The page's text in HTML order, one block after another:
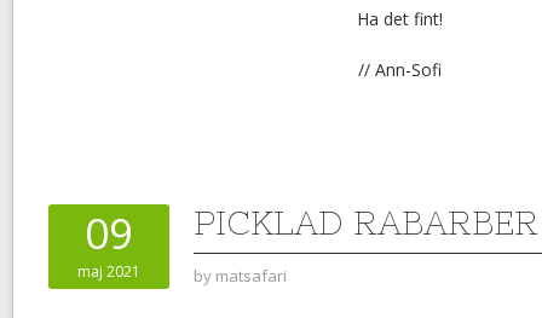
Ha det fint!
// Ann-Sofi
09
maj 2021
PICKLAD RABARBER
by matsafari